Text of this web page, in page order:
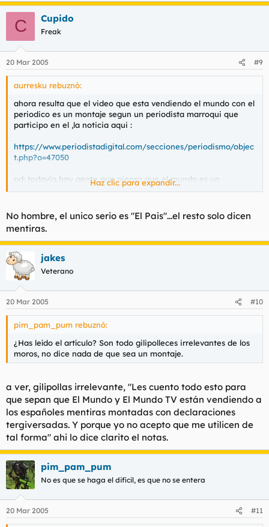
C Cupido
Freak
20 Mar 2005 #9
aurresku rebuznó:
ahora resulta que el video que esta vendiendo el mundo con el
periodico es un montaje segun un periodista marroqui que
participo en el ,la noticia aqui :
https://www.periodistadigital.com/secciones/periodismo/objec
t.php?o=47050
pd: todavia hay gente que piensa que el mundo es un
periodico serio ?
Haz clic para expandir...
No hombre, el unico serio es "El Pais"...el resto solo dicen
mentiras.
jakes
Veterano
20 Mar 2005 #10
pim_pam_pum rebuznó:
¿Has leído el artículo? Son todo gilipolleces irrelevantes de los
moros, no dice nada de que sea un montaje.
a ver, gilipollas irrelevante, "Les cuento todo esto para
que sepan que El Mundo y El Mundo TV están vendiendo a
los españoles mentiras montadas con declaraciones
tergiversadas. Y porque yo no acepto que me utilicen de
tal forma" ahi lo dice clarito el notas.
pim_pam_pum
No es que se haga el dificil, es que no se entera
20 Mar 2005 #11